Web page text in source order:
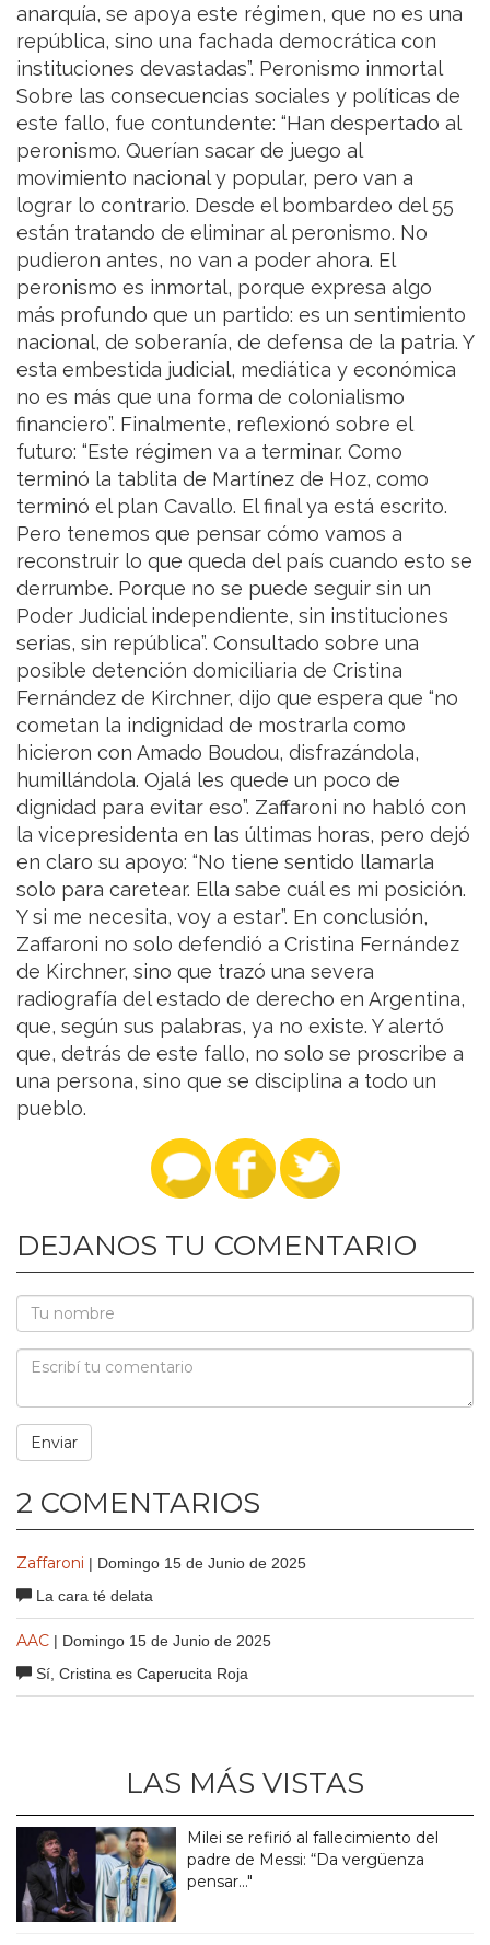
anarquía, se apoya este régimen, que no es una
república, sino una fachada democrática con
instituciones devastadas”. Peronismo inmortal
Sobre las consecuencias sociales y políticas de
este fallo, fue contundente: “Han despertado al
peronismo. Querían sacar de juego al
movimiento nacional y popular, pero van a
lograr lo contrario. Desde el bombardeo del 55
están tratando de eliminar al peronismo. No
pudieron antes, no van a poder ahora. El
peronismo es inmortal, porque expresa algo
más profundo que un partido: es un sentimiento
nacional, de soberanía, de defensa de la patria. Y
esta embestida judicial, mediática y económica
no es más que una forma de colonialismo
financiero”. Finalmente, reflexionó sobre el
futuro: “Este régimen va a terminar. Como
terminó la tablita de Martínez de Hoz, como
terminó el plan Cavallo. El final ya está escrito.
Pero tenemos que pensar cómo vamos a
reconstruir lo que queda del país cuando esto se
derrumbe. Porque no se puede seguir sin un
Poder Judicial independiente, sin instituciones
serias, sin república”. Consultado sobre una
posible detención domiciliaria de Cristina
Fernández de Kirchner, dijo que espera que “no
cometan la indignidad de mostrarla como
hicieron con Amado Boudou, disfrazándola,
humillándola. Ojalá les quede un poco de
dignidad para evitar eso”. Zaffaroni no habló con
la vicepresidenta en las últimas horas, pero dejó
en claro su apoyo: “No tiene sentido llamarla
solo para caretear. Ella sabe cuál es mi posición.
Y si me necesita, voy a estar”. En conclusión,
Zaffaroni no solo defendió a Cristina Fernández
de Kirchner, sino que trazó una severa
radiografía del estado de derecho en Argentina,
que, según sus palabras, ya no existe. Y alertó
que, detrás de este fallo, no solo se proscribe a
una persona, sino que se disciplina a todo un
pueblo.
DEJANOS TU COMENTARIO
2 COMENTARIOS
Zaffaroni | Domingo 15 de Junio de 2025
La cara té delata
AAC | Domingo 15 de Junio de 2025
Sí, Cristina es Caperucita Roja
LAS MÁS VISTAS
Milei se refirió al fallecimiento del
padre de Messi: “Da vergüenza
pensar..."